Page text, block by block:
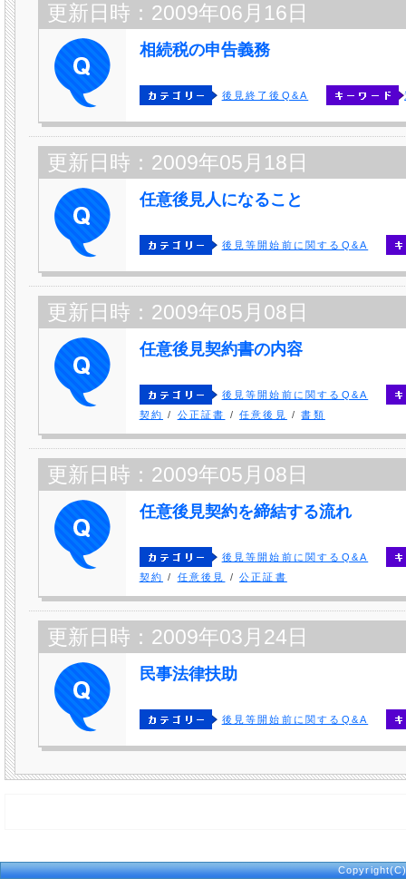
更新日時：2009年06月16日
相続税の申告義務
後見終了後Q&A
更新日時：2009年05月18日
任意後見人になること
後見等開始前に関するQ&A
更新日時：2009年05月08日
任意後見契約書の内容
後見等開始前に関するQ&A
契約 / 公正証書 /任意後見 /書類
更新日時：2009年05月08日
任意後見契約を締結する流れ
後見等開始前に関するQ&A
契約 / 任意後見 /公正証書
更新日時：2009年03月24日
民事法律扶助
後見等開始前に関するQ&A